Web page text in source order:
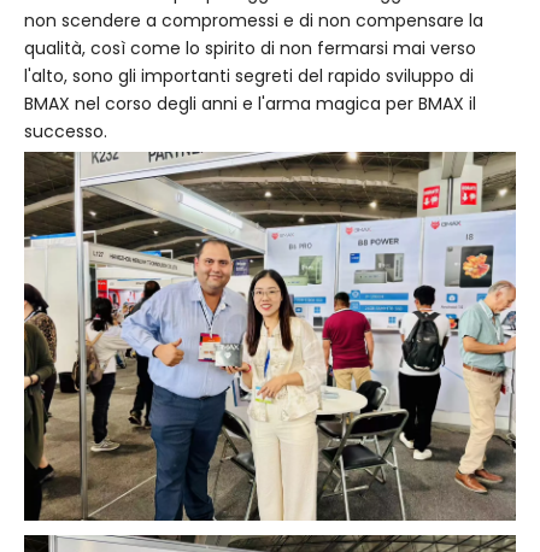
non scendere a compromessi e di non compensare la
qualità, così come lo spirito di non fermarsi mai verso
l'alto, sono gli importanti segreti del rapido sviluppo di
BMAX nel corso degli anni e l'arma magica per BMAX il
successo.